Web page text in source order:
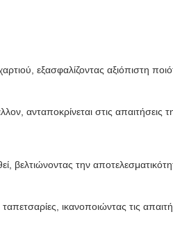
εξασφαλίζοντας αξιόπιστη
ανταποκρίνεται στις
βελτιώνοντας την
ικανοποιώντας τις